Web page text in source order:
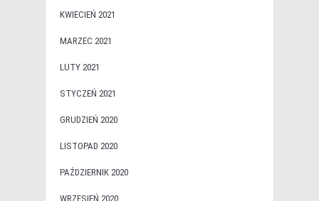
KWIECIEŃ 2021
MARZEC 2021
LUTY 2021
STYCZEŃ 2021
GRUDZIEŃ 2020
LISTOPAD 2020
PAŹDZIERNIK 2020
WRZESIEŃ 2020